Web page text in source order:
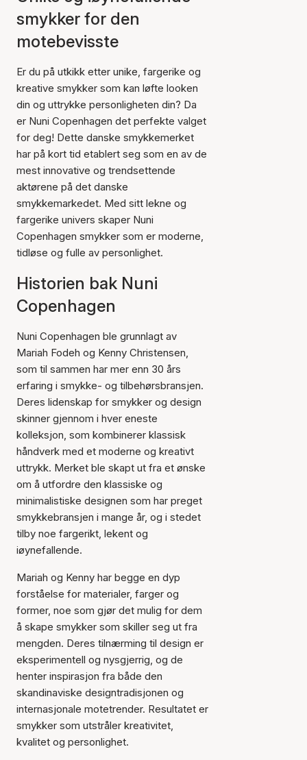
smykker for den
motebevisste
Er du på utkikk etter unike, fargerike og
kreative smykker som kan løfte looken
din og uttrykke personligheten din? Da
er Nuni Copenhagen det perfekte valget
for deg! Dette danske smykkemerket
har på kort tid etablert seg som en av de
mest innovative og trendsettende
aktørene på det danske
smykkemarkedet. Med sitt lekne og
fargerike univers skaper Nuni
Copenhagen smykker som er moderne,
tidløse og fulle av personlighet.
Historien bak Nuni
Copenhagen
Nuni Copenhagen ble grunnlagt av
Mariah Fodeh og Kenny Christensen,
som til sammen har mer enn 30 års
erfaring i smykke- og tilbehørsbransjen.
Deres lidenskap for smykker og design
skinner gjennom i hver eneste
kolleksjon, som kombinerer klassisk
håndverk med et moderne og kreativt
uttrykk. Merket ble skapt ut fra et ønske
om å utfordre den klassiske og
minimalistiske designen som har preget
smykkebransjen i mange år, og i stedet
tilby noe fargerikt, lekent og
iøynefallende.
Mariah og Kenny har begge en dyp
forståelse for materialer, farger og
former, noe som gjør det mulig for dem
å skape smykker som skiller seg ut fra
mengden. Deres tilnærming til design er
eksperimentell og nysgjerrig, og de
henter inspirasjon fra både den
skandinaviske designtradisjonen og
internasjonale motetrender. Resultatet er
smykker som utstråler kreativitet,
kvalitet og personlighet.